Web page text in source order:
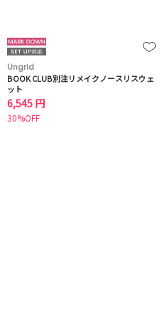
Ungrid
BOOK CLUB別注リメイクノースリスウェ
ット
6,545 円
30%OFF